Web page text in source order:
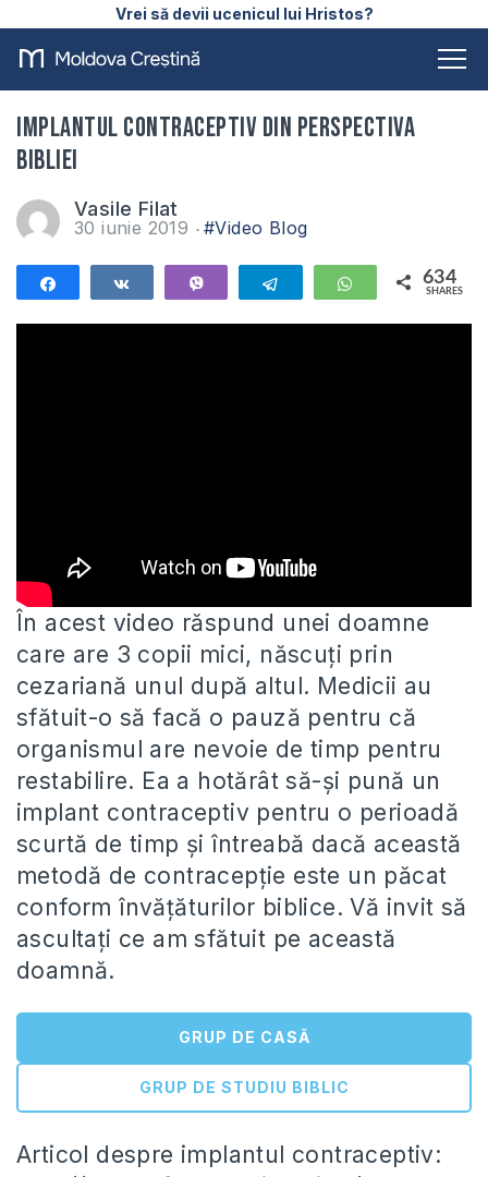
Vrei să devii ucenicul lui Hristos?
Implantul contraceptiv din perspectiva
Bibliei
Vasile Filat
30 iunie 2019 #Video Blog
Telegram WhatsApp
634
SHARES
În acest video răspund unei doamne
care are 3 copii mici, născuți prin
cezariană unul după altul. Medicii au
sfătuit-o să facă o pauză pentru că
organismul are nevoie de timp pentru
restabilire. Ea a hotărât să-și pună un
implant contraceptiv pentru o perioadă
scurtă de timp și întreabă dacă această
metodă de contracepție este un păcat
conform învățăturilor biblice. Vă invit să
ascultați ce am sfătuit pe această
doamnă.
GRUP DE CASĂ
GRUP DE STUDIU BIBLIC
Articol despre implantul contraceptiv: